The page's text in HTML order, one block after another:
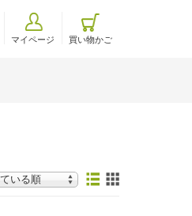
マイページ 買い物かご